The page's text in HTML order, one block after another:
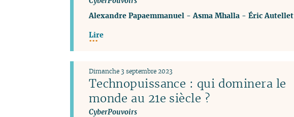
Alexandre Papaemmanuel - Asma Mhalla - Éric Autellet
Lire
Technopuissance : qui dominera le
monde au 21e siècle ?
CyberPouvoirs
Dimanche 3 septembre 2023